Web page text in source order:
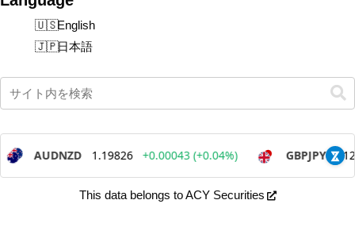
English
日本語
This data belongs to ACY Securities